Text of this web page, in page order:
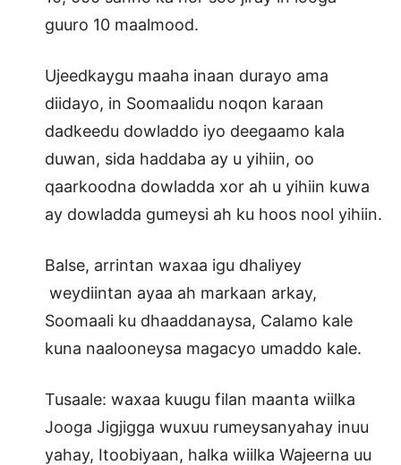
guuro 10 maalmood.
Ujeedkaygu maaha inaan durayo ama
diidayo, in Soomaalidu noqon karaan
dadkeedu dowladdo iyo deegaamo kala
duwan, sida haddaba ay u yihiin, oo
qaarkoodna dowladda xor ah u yihiin kuwa
ay dowladda gumeysi ah ku hoos nool yihiin.
Balse, arrintan waxaa igu dhaliyey
weydiintan ayaa ah markaan arkay,
Soomaali ku dhaaddanaysa, Calamo kale
kuna naalooneysa magacyo umaddo kale.
Tusaale: waxaa kuugu filan maanta wiilka
Jooga Jigjigga wuxuu rumeysanyahay inuu
yahay, Itoobiyaan, halka wiilka Wajeerna uu